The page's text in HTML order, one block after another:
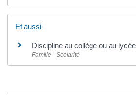
Et aussi
Discipline au collège ou au lycée
Famille - Scolarité